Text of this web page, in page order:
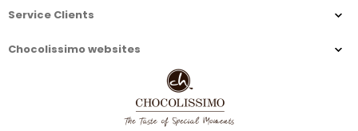
Service Clients
Chocolissimo websites